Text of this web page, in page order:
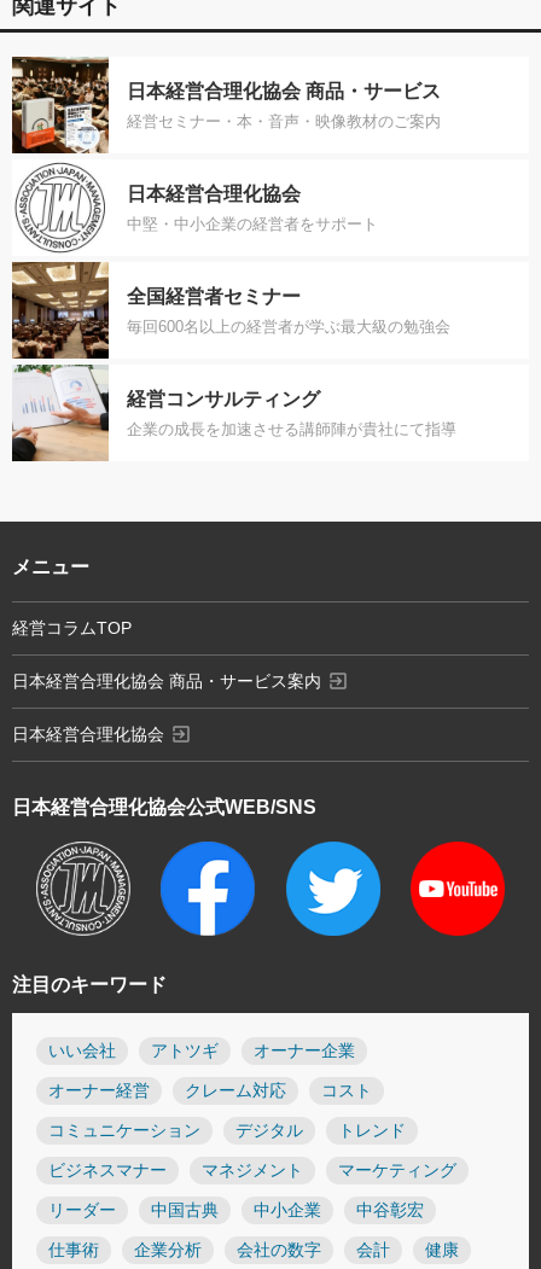
関連サイト
日本経営合理化協会 商品・サービス
経営セミナー・本・音声・映像教材のご案内
日本経営合理化協会
中堅・中小企業の経営者をサポート
全国経営者セミナー
毎回600名以上の経営者が学ぶ最大級の勉強会
経営コンサルティング
企業の成長を加速させる講師陣が貴社にて指導
注目のキーワード
いい会社 アトツギ オーナー企業
オーナー経営 クレーム対応 コスト
コミュニケーション デジタル トレンド
ビジネスマナー マネジメント マーケティング
リーダー 中国古典 中小企業 中谷彰宏
仕事術 企業分析 会社の数字 会計 健康
日本経営合理化協会公式WEB/SNS
メニュー
経営コラムTOP
日本経営合理化協会 商品・サービス案内 exit_to_app
日本経営合理化協会 exit_to_app